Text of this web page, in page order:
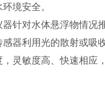
境安全。
针对水体悬浮物情况
器利用光的散射或吸
灵敏度高、快速相应